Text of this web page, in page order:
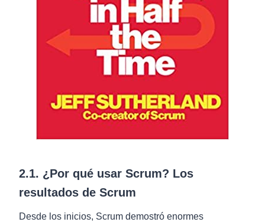
2.1. ¿Por qué usar Scrum? Los
resultados de Scrum
Desde los inicios, Scrum demostró enormes